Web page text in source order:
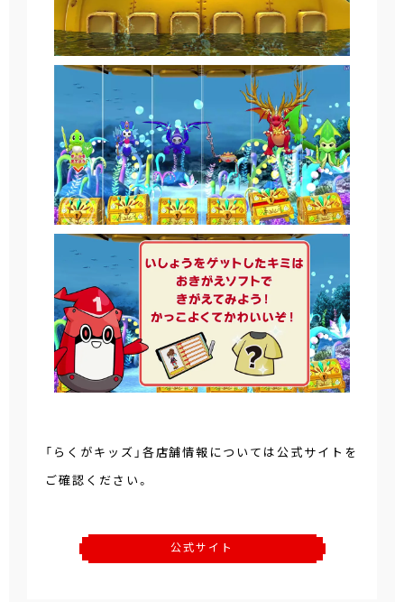
「らくがキッズ」各店舗情報については公式サイトを
ご確認ください。
公式サイト